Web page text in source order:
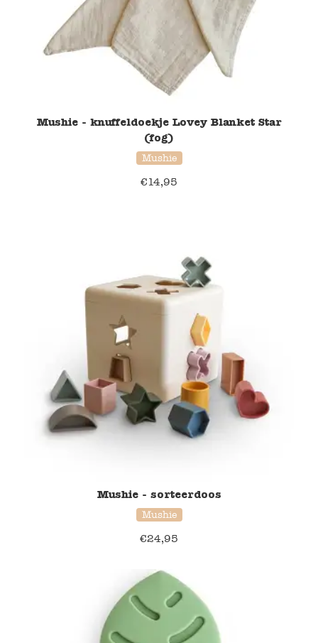
Mushie - knuffeldoekje Lovey Blanket Star
(fog)
Mushie
€14,95
Mushie - sorteerdoos
Mushie
€24,95